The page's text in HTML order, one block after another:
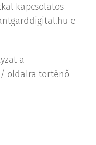
kapcsolatos
e-
a
oldalra történő